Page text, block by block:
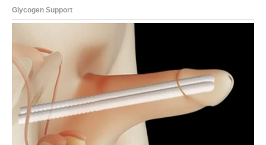
Zvezde poručuju Devici da je vreme da prestane da
sumnja u sebe. Sudbina se sada okreće u vašu korist jer
ste naučili da slušate i srce, a ne samo razum.
OVAN – sudbina ubrzava ritam i
traži hrabru odluku
Za Ovna, zvezdani obrt sudbine dolazi brzo i intenzivno.